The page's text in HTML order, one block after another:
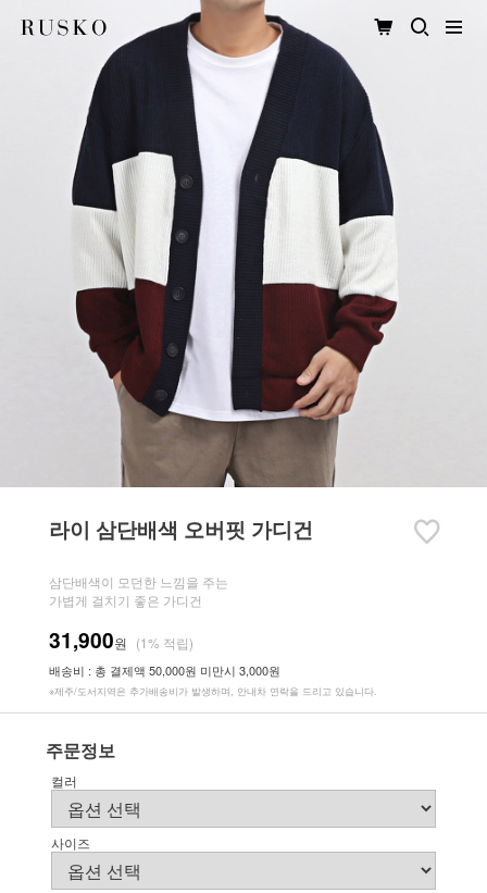
라이 삼단배색 오버핏 가디건
삼단배색이 모던한 느낌을 주는
가볍게 걸치기 좋은 가디건
31,900원 (1% 적립)
배송비 : 총 결제액 50,000원 미만시 3,000원
※제주/도서지역은 추가배송비가 발생하며, 안내차 연락을 드리고 있습니다.
주문정보
컬러
사이즈